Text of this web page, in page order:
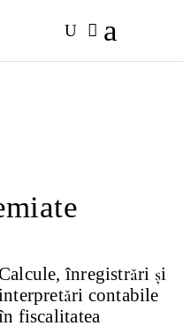
înregistrări și
contabile
fiscalitatea